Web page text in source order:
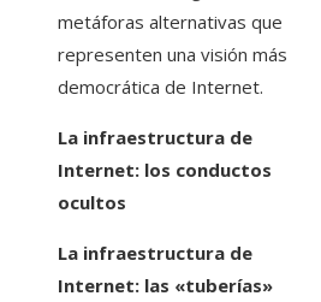
metáforas alternativas que
representen una visión más
democrática de Internet.
La infraestructura de
Internet: los conductos
ocultos
La infraestructura de
Internet: las «tuberías»